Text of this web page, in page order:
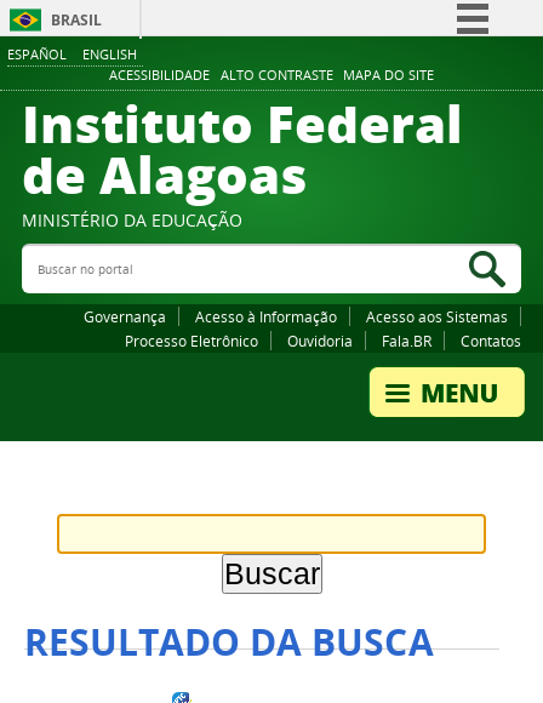
ESPAÑOL ENGLISH
ACESSIBILIDADE ALTO CONTRASTE MAPA DO SITE
BRASIL
Comunica BR
Participe
Canais
Instituto Federal
de Alagoas
MINISTÉRIO DA EDUCAÇÃO
Buscar no portal
Governança Acesso à Informação
Acesso aos Sistemas
Processo Eletrônico
Ouvidoria Fala.BR Contatos
RESULTADO DA BUSCA